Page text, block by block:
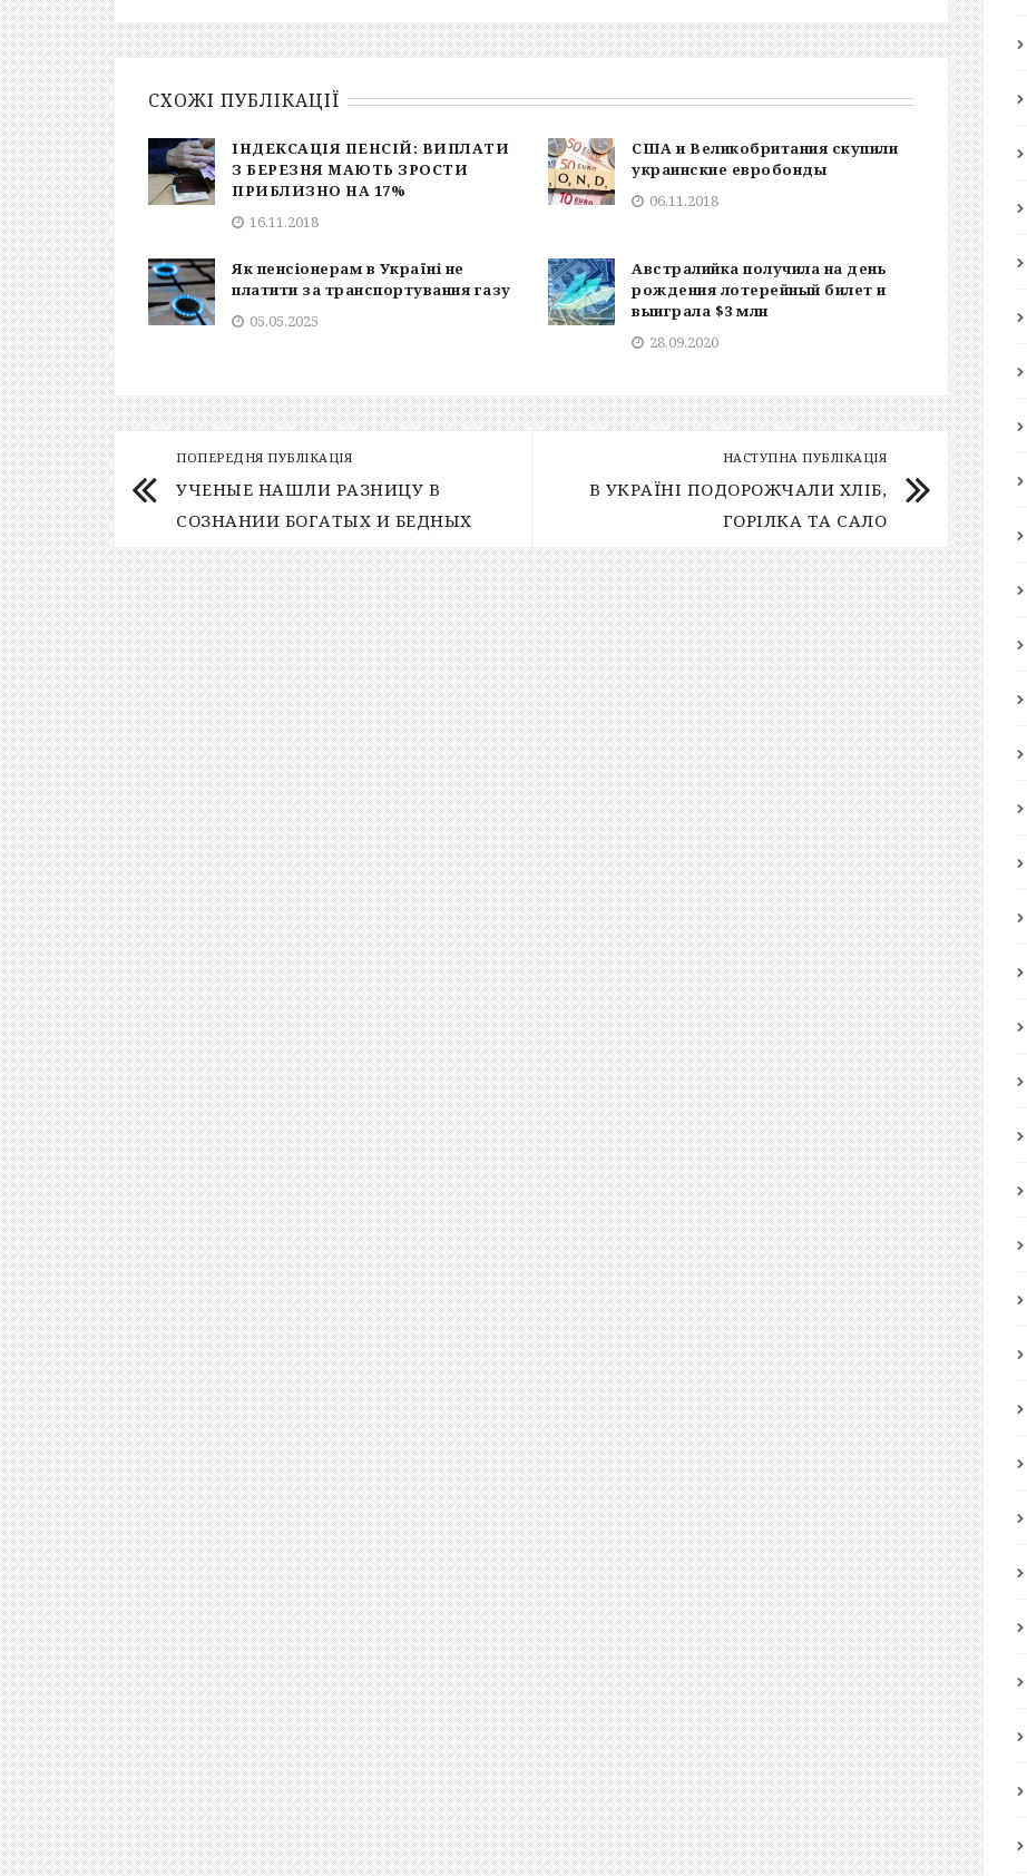
СХОЖІ ПУБЛІКАЦІЇ
ІНДЕКСАЦІЯ ПЕНСІЙ: ВИПЛАТИ
З БЕРЕЗНЯ МАЮТЬ ЗРОСТИ
ПРИБЛИЗНО НА 17%
16.11.2018
США и Великобритания скупили
украинские евробонды
06.11.2018
Як пенсіонерам в Україні не
платити за транспортування газу
05.05.2025
Австралийка получила на день
рождения лотерейный билет и
выиграла $3 млн
28.09.2020
ПОПЕРЕДНЯ ПУБЛІКАЦІЯ
УЧЕНЫЕ НАШЛИ РАЗНИЦУ В
СОЗНАНИИ БОГАТЫХ И БЕДНЫХ
НАСТУПНА ПУБЛІКАЦІЯ
В УКРАЇНІ ПОДОРОЖЧАЛИ ХЛІБ,
ГОРІЛКА ТА САЛО